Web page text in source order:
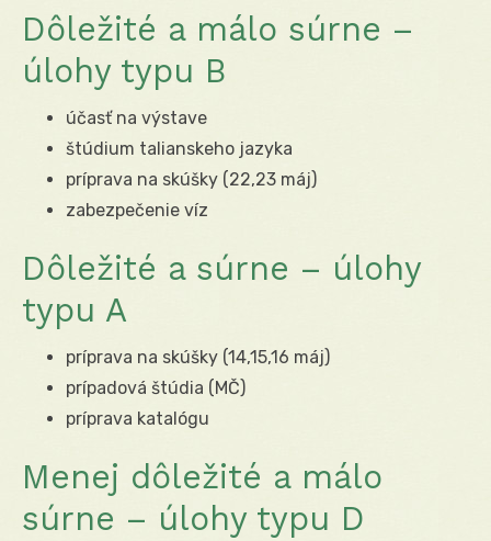
Dôležité a málo súrne –
úlohy typu B
účasť na výstave
štúdium talianskeho jazyka
príprava na skúšky (22,23 máj)
zabezpečenie víz
Dôležité a súrne – úlohy
typu A
príprava na skúšky (14,15,16 máj)
prípadová štúdia (MČ)
príprava katalógu
Menej dôležité a málo
súrne – úlohy typu D